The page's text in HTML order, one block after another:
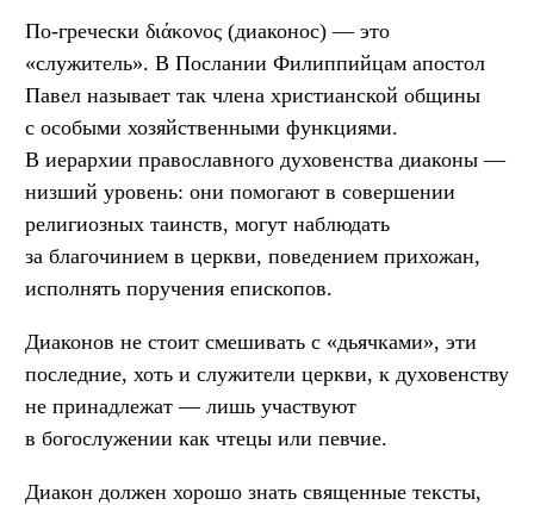
По-гречески διάκονος (диаконос) — это
«служитель». В Послании Филиппийцам апостол
Павел называет так члена христианской общины
с особыми хозяйственными функциями.
В иерархии православного духовенства диаконы —
низший уровень: они помогают в совершении
религиозных таинств, могут наблюдать
за благочинием в церкви, поведением прихожан,
исполнять поручения епископов.
Диаконов не стоит смешивать с «дьячками», эти
последние, хоть и служители церкви, к духовенству
не принадлежат — лишь участвуют
в богослужении как чтецы или певчие.
Диакон должен хорошо знать священные тексты,